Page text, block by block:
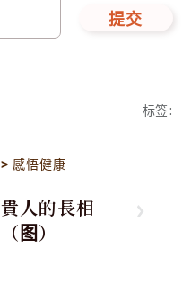
提交
标签:
> 感悟健康
貴人的長相
（图）